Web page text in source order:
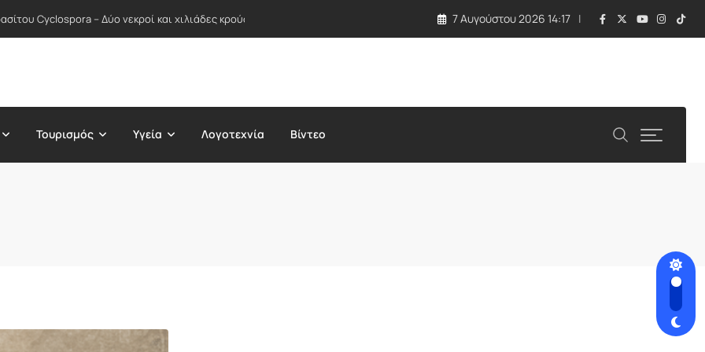
Cyclospora – Δύο νεκροί και χιλιάδες κρούσματα σε δεκάδες Πολιτείες 7 Αυγούστου 2026 14:17
Τουρισμός Υγεία Λογοτεχνία Βίντεο